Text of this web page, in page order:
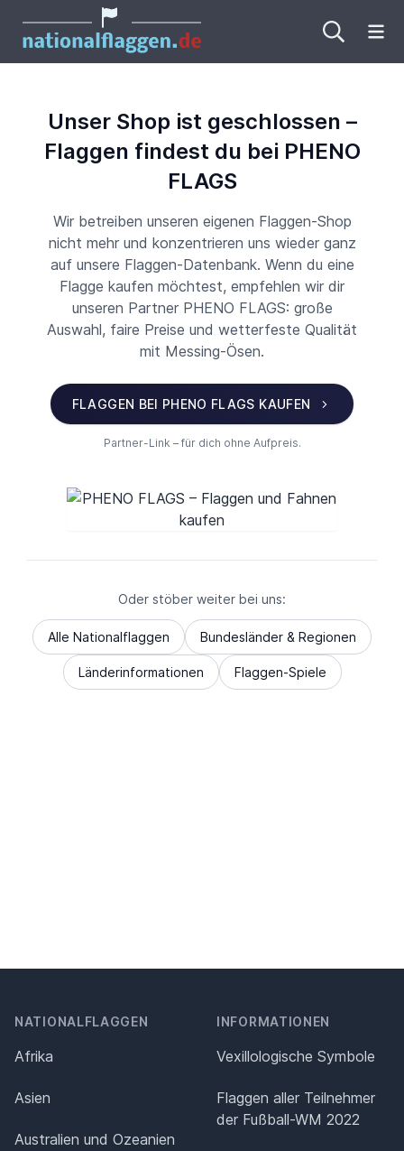
Unser Shop ist geschlossen –
Flaggen findest du bei PHENO
FLAGS
Wir betreiben unseren eigenen Flaggen-Shop
nicht mehr und konzentrieren uns wieder ganz
auf unsere Flaggen-Datenbank. Wenn du eine
Flagge kaufen möchtest, empfehlen wir dir
unseren Partner PHENO FLAGS: große
Auswahl, faire Preise und wetterfeste Qualität
mit Messing-Ösen.
FLAGGEN BEI PHENO FLAGS KAUFEN
Partner-Link – für dich ohne Aufpreis.
Oder stöber weiter bei uns:
Alle Nationalflaggen Bundesländer & Regionen
Länderinformationen Flaggen-Spiele
NATIONALFLAGGEN
Afrika
Asien
Australien und Ozeanien
INFORMATIONEN
Vexillologische Symbole
Flaggen aller Teilnehmer
der Fußball-WM 2022